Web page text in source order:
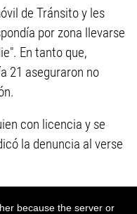
de Tránsito y les
por zona llevarse
En tanto que,
21 aseguraron no
con licencia y se
la denuncia al verse